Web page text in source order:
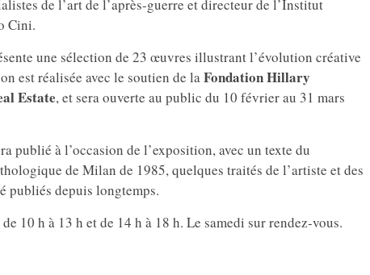
de l’art de l’après-guerre et directeur de l’Institut
Cini.
une sélection de 23 œuvres illustrant l’évolution créative
est réalisée avec le soutien de laFondation Hillary
Estate, et sera ouverte au public du 10 février au 31 mars
publié à l’occasion de l’exposition, avec un texte du
de Milan de 1985, quelques traités de l’artiste et des
publiés depuis longtemps.
10 h à 13 h et de 14 h à 18 h. Le samedi sur rendez-vous.